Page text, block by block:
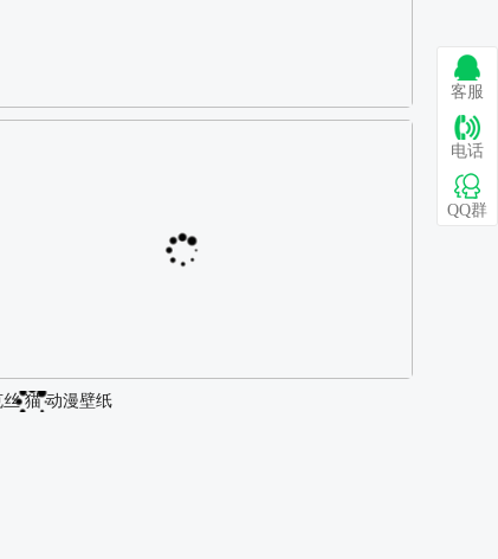
风白衣女孩骑马壁纸
客服
电话
QQ群